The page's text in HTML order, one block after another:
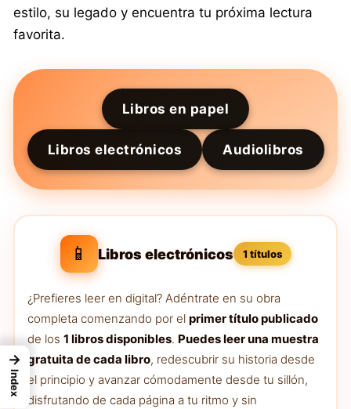
estilo, su legado y encuentra tu próxima lectura
favorita.
Libros en papel
Libros electrónicos Audiolibros
📱 Libros electrónicos 1 títulos
¿Prefieres leer en digital? Adéntrate en su obra
completa comenzando por el primer título publicado
de los 1 libros disponibles. Puedes leer una muestra
gratuita de cada libro, redescubrir su historia desde
el principio y avanzar cómodamente desde tu sillón,
disfrutando de cada página a tu ritmo y sin
→
Index